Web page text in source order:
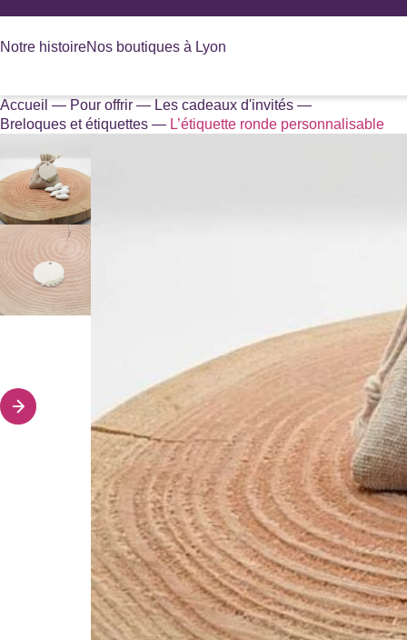
Notre histoireNos boutiques à Lyon
Accueil — Pour offrir — Les cadeaux d'invités —
Breloques et étiquettes — L’étiquette ronde personnalisable